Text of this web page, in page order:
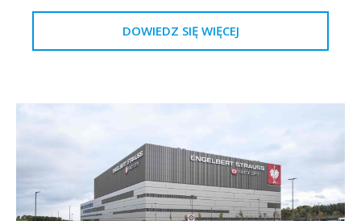
DOWIEDZ SIĘ WIĘCEJ